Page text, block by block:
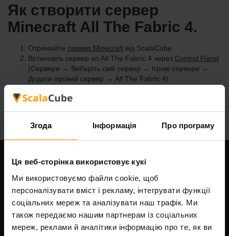
Згода Інформація Про програму
Ця веб-сторінка використовує кукі
Ми використовуємо файли cookie, щоб
персоналізувати вміст і рекламу, інтегрувати функції
соціальних мереж та аналізувати наш трафік. Ми
також передаємо нашим партнерам із соціальних
мереж, реклами й аналітики інформацію про те, як ви
Як створити сервер
Minecraft All The Fabric 4.
Отримайте сервер Minecraft від ScalaCube
Встановіть сервер an All The Fabric 4 через Control Panel
(Сервери → Виберіть свій сервер → Ігрові сервери →
Додати ігровий сервер → All The Fabric 4)
Наша компанія
Scalable Hosting Solutions OÜ
Код реєстрації: 14652605